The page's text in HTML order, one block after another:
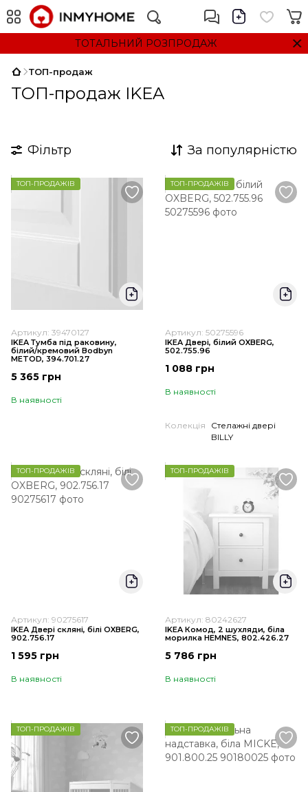
ТОТАЛЬНИЙ РОЗПРОДАЖ
ТОП-продаж
ТОП-продаж IKEA
Фільтр За популярністю
ТОП-ПРОДАЖІВ
Артикул: 39470127
IKEA Тумба під раковину,
білий/кремовий Bodbyn
METOD, 394.701.27
5 365 грн
В наявності
ТОП-ПРОДАЖІВ
Артикул: 50275596
IKEA Двері, білий OXBERG,
502.755.96
1 088 грн
В наявності
Колекція
Стелажні двері
BILLY
ТОП-ПРОДАЖІВ
Артикул: 90275617
IKEA Двері скляні, білі OXBERG,
902.756.17
1 595 грн
В наявності
ТОП-ПРОДАЖІВ
Артикул: 80242627
IKEA Комод, 2 шухляди, біла
морилка HEMNES, 802.426.27
5 786 грн
В наявності
ТОП-ПРОДАЖІВ ТОП-ПРОДАЖІВ